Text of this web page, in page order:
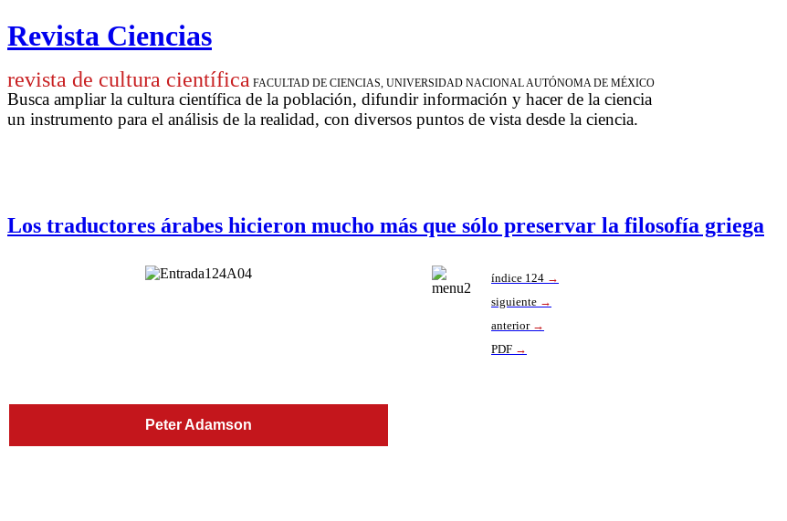
Revista Ciencias
revista de cultura científica FACULTAD DE CIENCIAS, UNIVERSIDAD NACIONAL AUTÓNOMA DE MÉXICO
Busca ampliar la cultura científica de la población, difundir información y hacer de la ciencia
un instrumento para el análisis de la realidad, con diversos puntos de vista desde la ciencia.
Los traductores árabes hicieron mucho más que sólo preservar la filosofía griega
índice 124 →
siguiente →
anterior →
PDF →
Peter Adamson